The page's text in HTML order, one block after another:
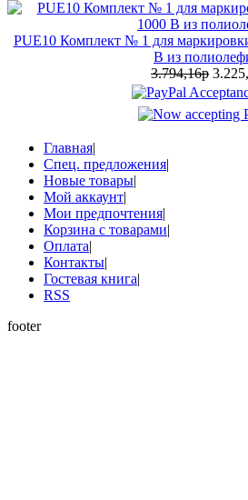
PUE10 Комплект № 1 для
В из
3.794,16р
Главная|
Спец. предложения|
Новые товары|
Мой аккаунт|
Мои предпочтения|
Корзина с товарами|
Оплата|
Контакты|
Гостевая книга|
RSS
footer